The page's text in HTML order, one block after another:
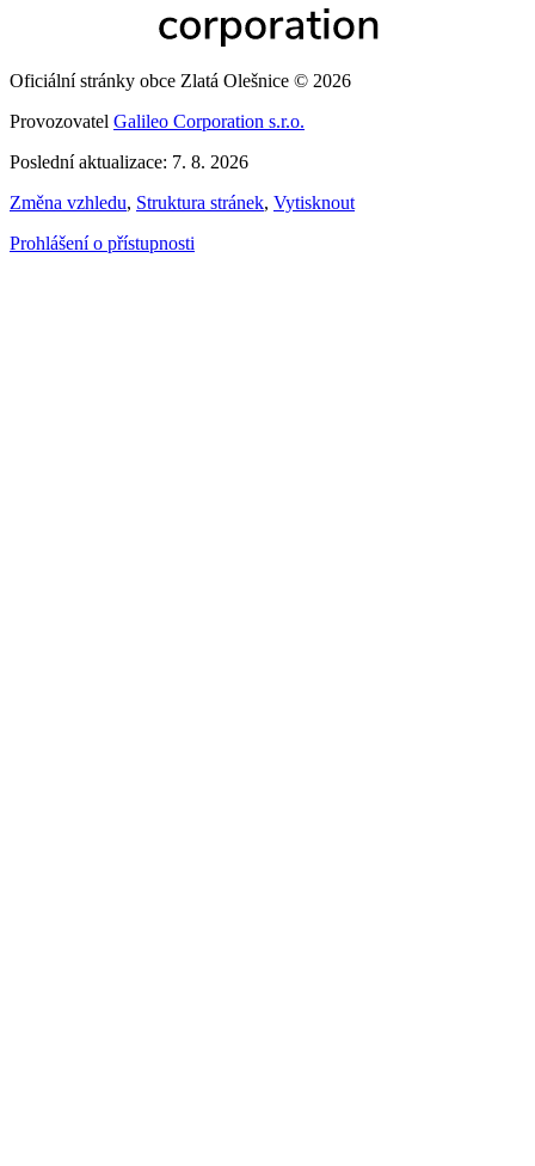
Oficiální stránky obce Zlatá Olešnice © 2026
Provozovatel Galileo Corporation s.r.o.
Poslední aktualizace: 7. 8. 2026
Změna vzhledu, Struktura stránek, Vytisknout
Prohlášení o přístupnosti